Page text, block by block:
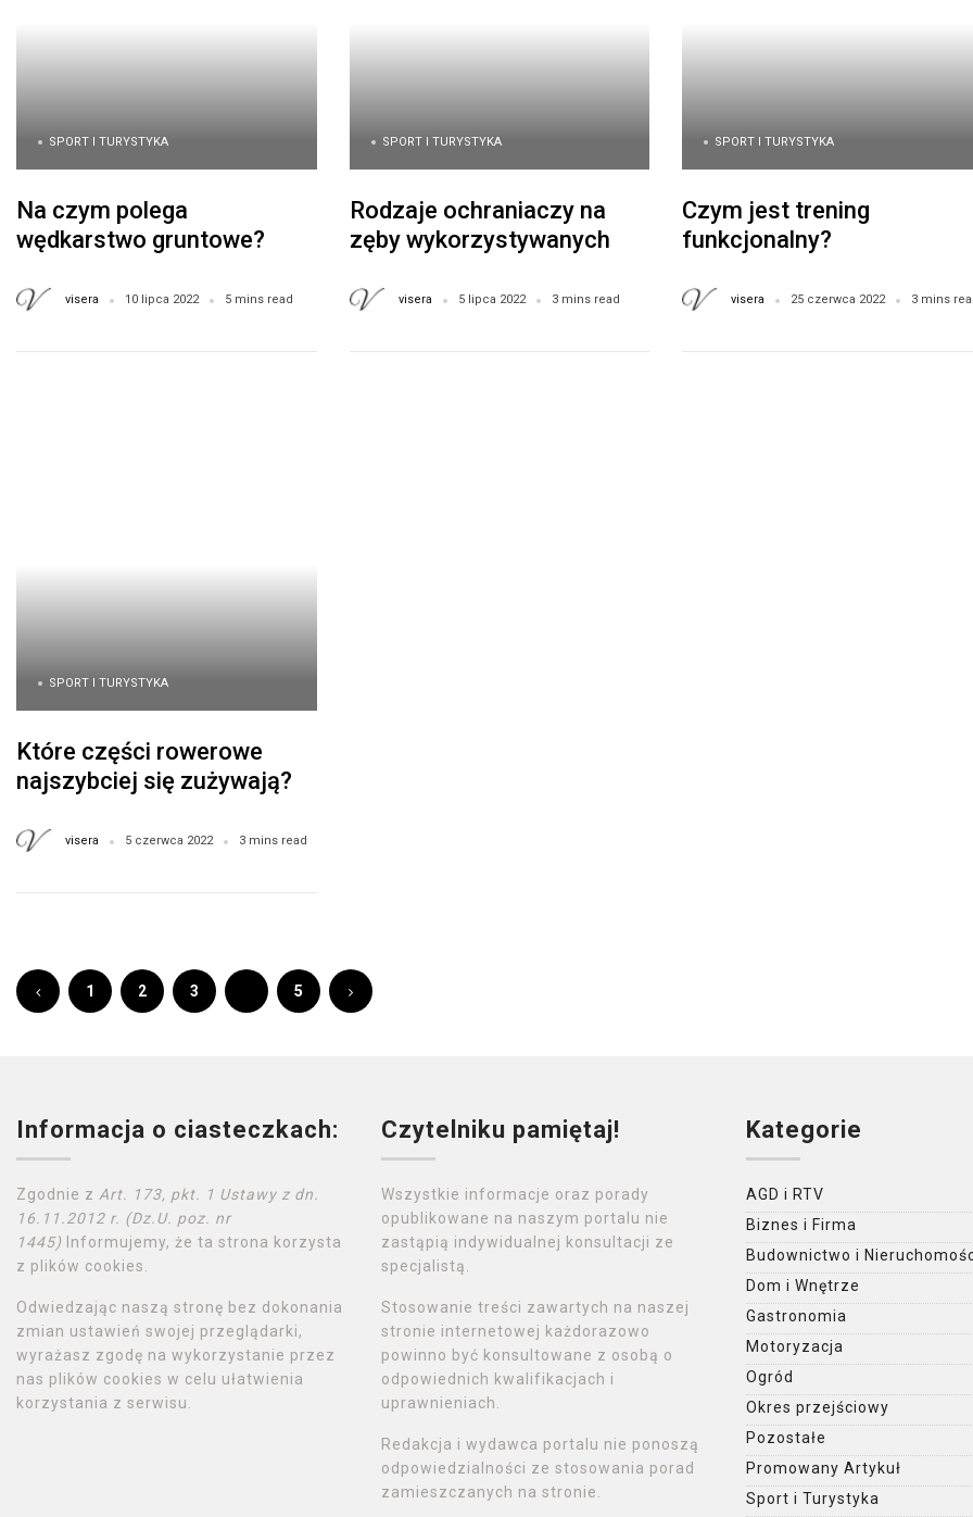
SPORT I TURYSTYKA
Na czym polega
wędkarstwo gruntowe?
gruntowej
visera 10 lipca 2022 5 mins read
SPORT I TURYSTYKA
Rodzaje ochraniaczy na
zęby wykorzystywanych w
visera 5 lipca 2022 3 mins read
SPORT I TURYSTYKA
Czym jest trening
funkcjonalny?
visera 25 czerwca 2022 3 mins
SPORT I TURYSTYKA
Które części rowerowe
najszybciej się zużywają?
visera 5 czerwca 2022 3 mins read
1 2 3 5
Informacja o ciasteczkach:
Zgodnie z Art. 173, pkt. 1 Ustawy z dn.
16.11.2012 r. (Dz.U. poz. nr
1445) Informujemy, że ta strona korzysta
z plików cookies.
Odwiedzając naszą stronę bez dokonania
zmian ustawień swojej przeglądarki,
wyrażasz zgodę na wykorzystanie przez
nas plików cookies w celu ułatwienia
korzystania z serwisu.
Czytelniku pamiętaj!
Wszystkie informacje oraz porady
opublikowane na naszym portalu nie
zastąpią indywidualnej konsultacji ze
specjalistą.
Stosowanie treści zawartych na naszej
stronie internetowej każdorazowo
powinno być konsultowane z osobą o
odpowiednich kwalifikacjach i
uprawnieniach.
Redakcja i wydawca portalu nie ponoszą
odpowiedzialności ze stosowania porad
zamieszczanych na stronie.
Kategorie
AGD i RTV
Biznes i Firma
Budownictwo i
Dom i Wnętrze
Gastronomia
Motoryzacja
Ogród
Okres przejściowy
Pozostałe
Promowany Artykuł
Sport i Turystyka